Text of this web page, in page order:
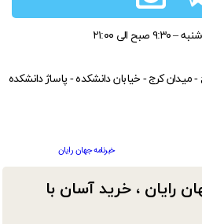
رایان ، خرید آسان با
الی ۲۱:۰۰
خبرنامه جهان رایان
- میدان کرج - خیابان دانشکده - پاساژ دانشکده